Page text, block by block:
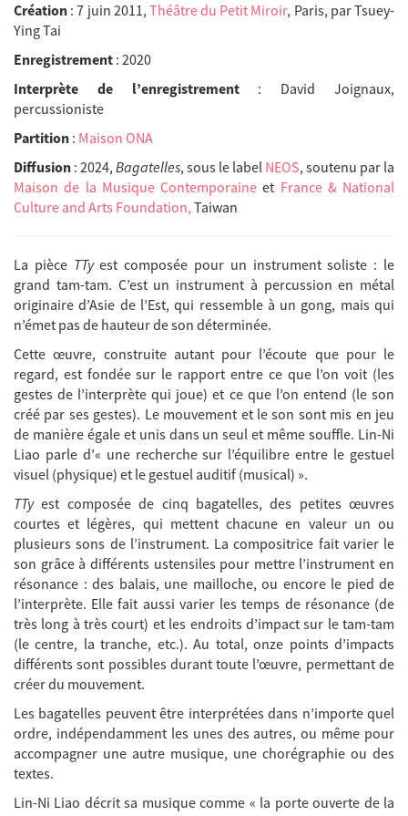
Création : 7 juin 2011, Théâtre du Petit Miroir, Paris, par Tsuey-
Ying Tai
Enregistrement : 2020
Interprète de l’enregistrement: David Joignaux,
percussioniste
Partition : Maison ONA
Diffusion : 2024, Bagatelles, sous le label NEOS, soutenu par la
Maison de la Musique Contemporaine et France & National
Culture and Arts Foundation, Taiwan
La pièce TTyest composée pour un instrument soliste : le
grand tam-tam. C’est un instrument à percussion en métal
originaire d’Asie de l’Est, qui ressemble à un gong, mais qui
n’émet pas de hauteur de son déterminée.
Cette œuvre, construite autant pour l’écoute que pour le
regard, est fondée sur le rapport entre ce que l’on voit (les
gestes de l’interprète qui joue) et ce que l’on entend (le son
créé par ses gestes). Le mouvement et le son sont mis en jeu
de manière égale et unis dans un seul et même souffle. Lin-Ni
Liao parle d’« une recherche sur l’équilibre entre le gestuel
visuel (physique) et le gestuel auditif (musical) ».
TTyest composée de cinq bagatelles, des petites œuvres
courtes et légères, qui mettent chacune en valeur un ou
plusieurs sons de l’instrument. La compositrice fait varier le
son grâce à différents ustensiles pour mettre l’instrument en
résonance : des balais, une mailloche, ou encore le pied de
l’interprète. Elle fait aussi varier les temps de résonance (de
très long à très court) et les endroits d’impact sur le tam-tam
(le centre, la tranche, etc.). Au total, onze points d’impacts
différents sont possibles durant toute l’œuvre, permettant de
créer du mouvement.
Les bagatelles peuvent être interprétées dans n’importe quel
ordre, indépendamment les unes des autres, ou même pour
accompagner une autre musique, une chorégraphie ou des
textes.
Lin-Ni Liao décrit sa musique comme « la porte ouverte de la